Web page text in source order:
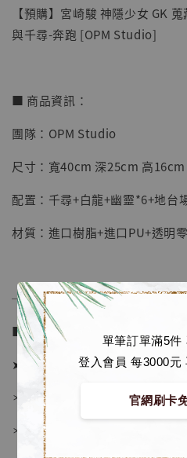
單筆訂單滿5件
登入會員 每3000元
官網刷卡
【店內現貨】七龍珠
明紀念款 [奇蹟工作室]
NT$ 5,580
【預購】宮崎駿 神隱少女 GK
與千尋-奔跑 [OPM Studio]
■ 商品資訊：
團隊：OPM Studio
尺寸：寬40cm 深25cm 高16cm
配置：千尋+白龍+幽靈*6+地台
材質：進口樹脂+進口PU+透明
──────────────
■ 販售資訊 (NT$)：
➤ 價格 9680元 (訂金5280)
＊ 國際運費另計
＊ 刷卡免手續費